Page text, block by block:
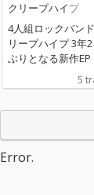
クリープハイプ
4人組ロックバン
リープハイプ 3年2
ぶりとなる新作EP！
25年にホール＆ラ
ハウス15公演、ア
は、改めてバンド
5
Error.